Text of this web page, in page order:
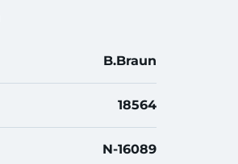
B.Braun
18564
N-16089